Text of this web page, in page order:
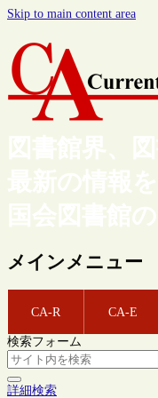
Skip to main content area
図書館界、
最新の情報
国会図書館
メインメニュー
CA-R CA-E
検索フォーム
詳細検索